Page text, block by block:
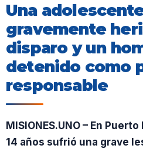
Una
gravemente
disparo y un
detenido como
responsable
MISIONES.UNO – En
14 años sufrió una grave